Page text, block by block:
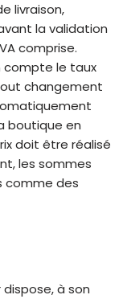
livraison,
la validation
comprise.
compte le taux
changement
boutique en
doit être réalisé
les sommes
comme des
à son